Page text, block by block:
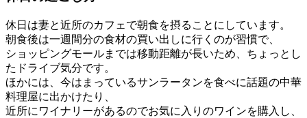
休日は妻と近所のカフェで朝食を摂ることにしています。
朝食後は一週間分の食材の買い出しに行くのが習慣で、
ショッピングモールまでは移動距離が長いため、ちょっとし
たドライブ気分です。
ほかには、今はまっているサンラータンを食べに話題の中華
料理屋に出かけたり、
近所にワイナリーがあるのでお気に入りのワインを購入し、